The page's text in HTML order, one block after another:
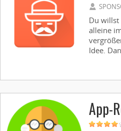
Du willst
alleine
Idee.
App-